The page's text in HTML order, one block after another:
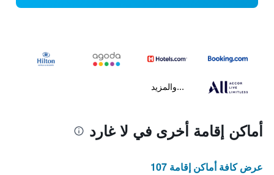
...والمزيد
أماكن إقامة أخرى في لا غارد
عرض كافة أماكن إقامة 107